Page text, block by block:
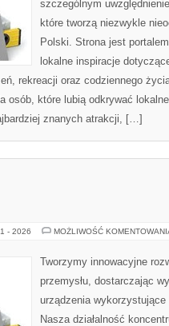
szczególnym
które tworzą niezwykle
Polski. Strona jest
lokalne inspiracje
rekreacji oraz codziennego
osób, które lubią odkrywać
znanych atrakcji, […]
- 2026 MOŻLIWOŚĆ
Tworzymy innowacyjne
przemysłu, dostarczając
urządzenia
Nasza działalność